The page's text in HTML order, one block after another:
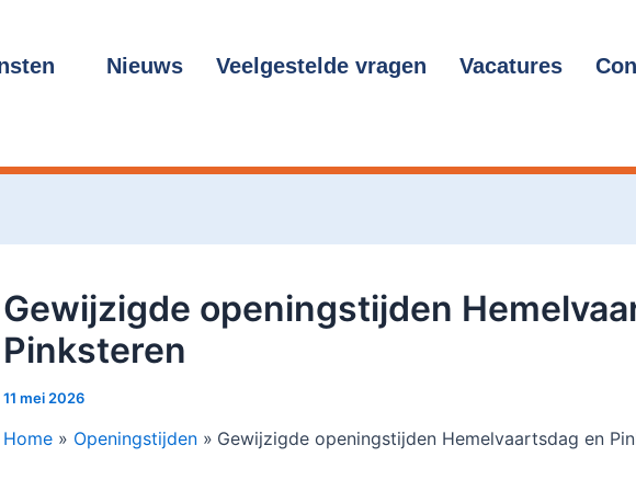
Nieuws Veelgestelde vragen Vacatures
Gewijzigde openingstijden
Pinksteren
11 mei 2026
Home Openingstijden Gewijzigde openingstijden Hemelvaartsdag en